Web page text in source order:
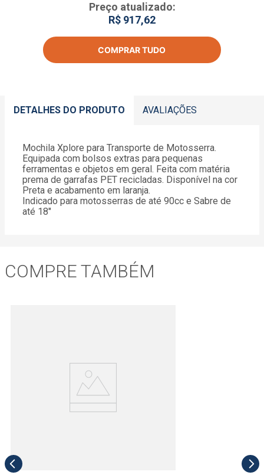
Preço atualizado:
R$ 917,62
COMPRAR TUDO
DETALHES DO PRODUTO AVALIAÇÕES
Mochila Xplore para Transporte de Motosserra.
Equipada com bolsos extras para pequenas
ferramentas e objetos em geral. Feita com matéria
prema de garrafas PET recicladas. Disponível na cor
Preta e acabamento em laranja.
Indicado para motosserras de até 90cc e Sabre de
até 18"
COMPRE TAMBÉM